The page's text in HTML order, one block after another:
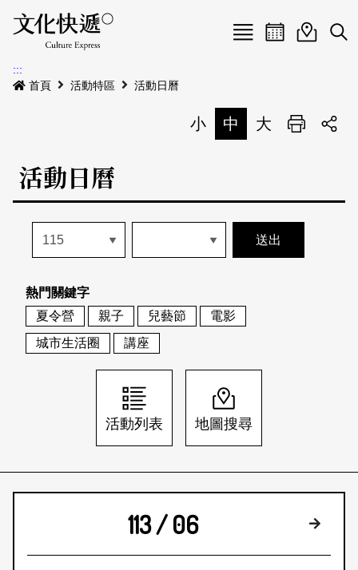
Menu
最新公告
本期專題
歷史專題
活動特區
活動列表
地圖搜尋
關於我們
關於我們
刊物索取地點
會員基本資料
刊登活動
網站導覽 English
日本語 登入/註冊
活動日曆活動地圖
展
:::
首頁
活動特區 活動日曆
小 中 大 列印
活動日曆
熱門關鍵字
夏令營
親子 兒藝節
電影
城市生活圈
講座
活動列表 地圖搜尋
113 / 06 下個月